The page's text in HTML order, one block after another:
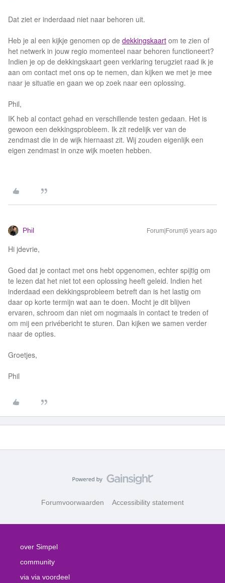
Dat ziet er inderdaad niet naar behoren uit.
Heb je al een kijkje genomen op de dekkingskaart om te zien of
het netwerk in jouw regio momenteel naar behoren functioneert?
Indien je op de dekkingskaart geen verklaring terugziet raad ik je
aan om contact met ons op te nemen, dan kijken we met je mee
naar je situatie en gaan we op zoek naar een oplossing.
Phil,
IK heb al contact gehad en verschillende testen gedaan. Het is
gewoon een dekkingsprobleem. Ik zit redelijk ver van de
zendmast die in de wijk hiernaast zit. Wij zouden eigenlijk een
eigen zendmast in onze wijk moeten hebben.
Phil Forum|Forum|6 years ago
Hi jdevrie,
Goed dat je contact met ons hebt opgenomen, echter spijtig om
te lezen dat het niet tot een oplossing heeft geleid. Indien het
inderdaad een dekkingsprobleem betreft dan is het lastig om
daar op korte termijn wat aan te doen. Mocht je dit blijven
ervaren, schroom dan niet om nogmaals in contact te treden of
om mij een privébericht te sturen. Dan kijken we samen verder
naar de opties.
Groetjes,
Phil
Forumvoorwaarden Accessibility statement
over Simpel
community
via via voordeel